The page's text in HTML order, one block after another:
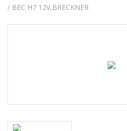
BEC H7 12V,BRECKNER